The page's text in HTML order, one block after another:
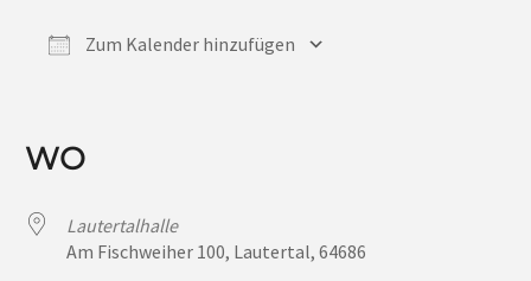
Zum Kalender hinzufügen
WO
Lautertalhalle
Am Fischweiher 100, Lautertal, 64686